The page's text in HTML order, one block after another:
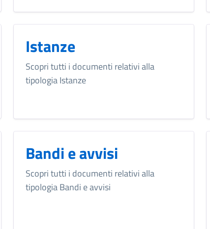
Istanze
Scopri tutti i documenti relativi alla
tipologia Istanze
Bandi e avvisi
Scopri tutti i documenti relativi alla
tipologia Bandi e avvisi